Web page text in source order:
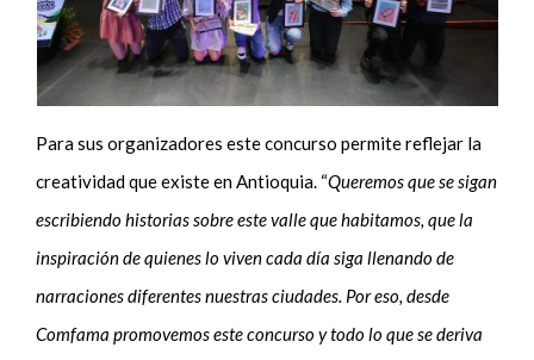
Para sus organizadores este concurso permite reflejar la
creatividad que existe en Antioquia. “Queremos que se sigan
escribiendo historias sobre este valle que habitamos, que la
inspiración de quienes lo viven cada día siga llenando de
narraciones diferentes nuestras ciudades. Por eso, desde
Comfama promovemos este concurso y todo lo que se deriva